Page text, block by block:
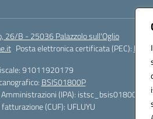
26/B - 25036 Palazzolo sull'Oglio
Posta elettronica certificata (PEC):
91011920179
BSIS01800P
(IPA): istsc_bsis01800p
(CUF): UFLUYU